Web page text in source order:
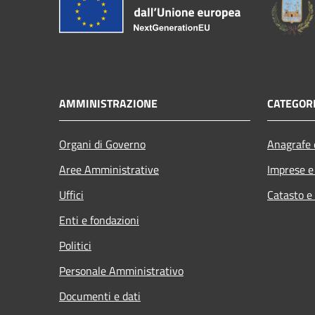
AMMINISTRAZIONE
Organi di Governo
Aree Amministrative
Uffici
Enti e fondazioni
Politici
Personale Amministrativo
Documenti e dati
Imprese
Catasto